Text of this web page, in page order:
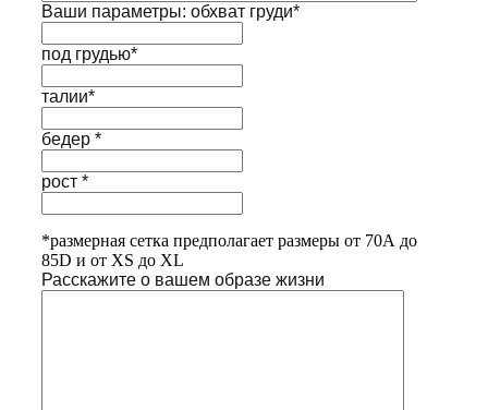
Ваши параметры: обхват груди*
под грудью*
талии*
бедер *
рост *
*размерная сетка предполагает размеры от 70А до
85D и от XS до XL
Расскажите о вашем образе жизни